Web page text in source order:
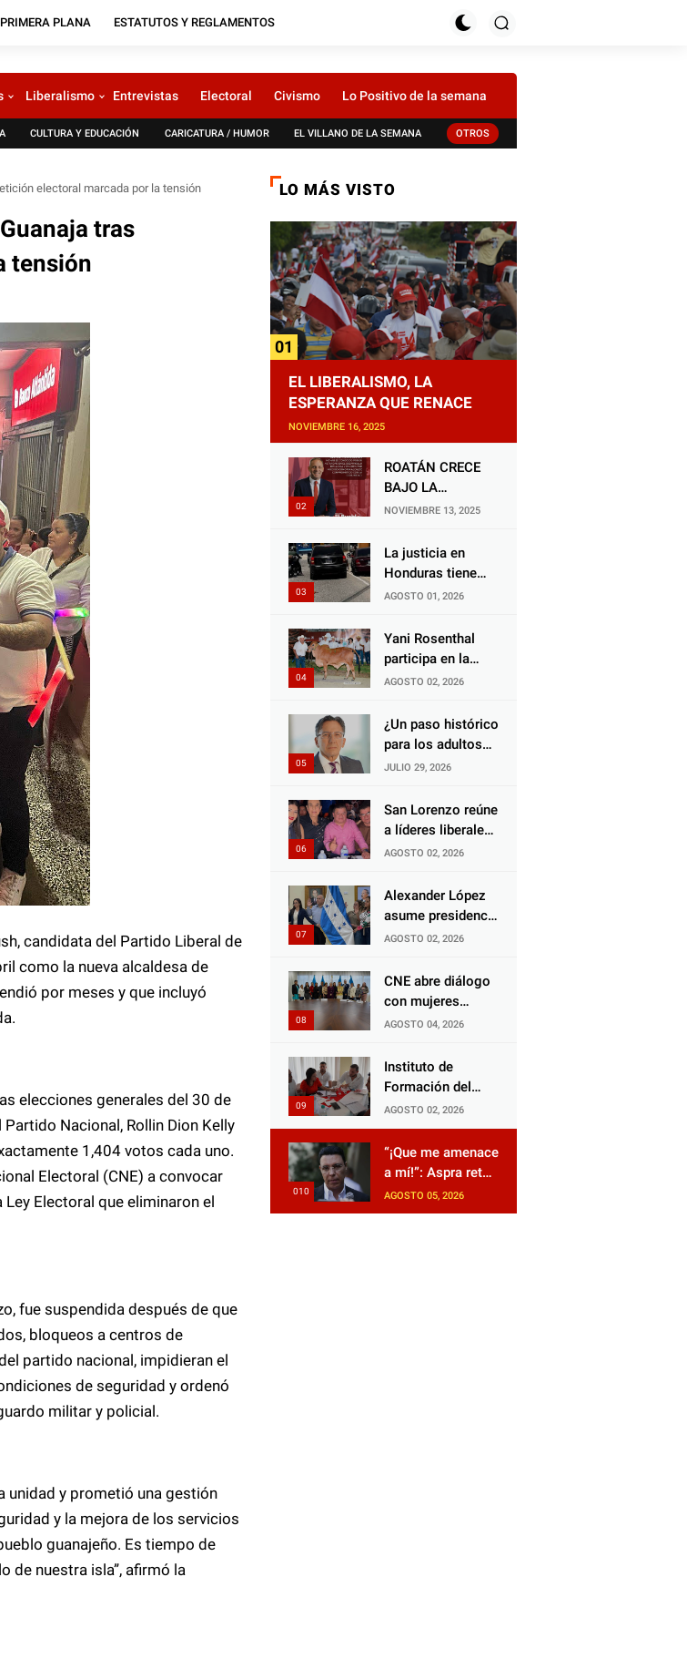
PRIMERA PLANA ESTATUTOS Y REGLAMENTOS
Liberalismo Entrevistas Electoral Civismo Lo Positivo de la semana
CULTURA Y EDUCACIÓN CARICATURA / HUMOR EL VILLANO DE LA SEMANA OTROS
electoral marcada por la tensión
tras
tensión
candidata del Partido Liberal de
como la nueva alcaldesa de
por meses y que incluyó
elecciones generales del 30 de
Nacional, Rollin Dion Kelly
1,404 votos cada uno.
Electoral (CNE) a convocar
Electoral que eliminaron el
fue suspendida después de que
bloqueos a centros de
partido nacional, impidieran el
de seguridad y ordenó
militar y policial.
unidad y prometió una gestión
y la mejora de los servicios
guanajeño. Es tiempo de
de nuestra isla”, afirmó la
LO MÁS VISTO
EL LIBERALISMO, LA
ESPERANZA QUE RENACE
NOVIEMBRE 16, 2025
ROATÁN CRECE
BAJO LA
ALCALDÍA DE RON
GESTOR ALIADO
DE LA
NOVIEMBRE 13, 2025
La justicia en
Honduras tiene
una deuda
animales, y
negarse a castigar
Choloma es
consolidar un
Estado que
y abandona al
inocente.
AGOSTO 01, 2026
Yani Rosenthal
participa en la
Feria Nacional
2026
AGOSTO 02, 2026
¿Un paso histórico
para los adultos
mayores?
impulsada por el
diputado Salomón
Honduras
JULIO 29, 2026
San Lorenzo reúne
a líderes liberales
en jornada de
unidad
AGOSTO 02, 2026
Alexander López
asume presidencia
del Consejo
de El Progreso
para el Censo
AGOSTO 02, 2026
CNE abre diálogo
con mujeres
políticas para
electorales
AGOSTO 04, 2026
Instituto de
Formación del
Partido Liberal
fortalece
liderazgo con
jornadas de
AGOSTO 02, 2026
“¡Que me amenace
a mí!”: Aspra reta
a JOH y exige que
siga tras las rejas
AGOSTO 05, 2026